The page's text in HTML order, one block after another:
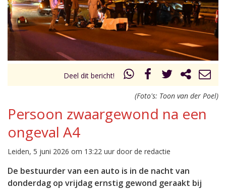
Inklappen
Deel dit bericht!
(Foto's: Toon van der Poel)
Persoon zwaargewond na een
ongeval A4
Leiden, 5 juni 2026 om 13:22 uur door de redactie
De bestuurder van een auto is in de nacht van
donderdag op vrijdag ernstig gewond geraakt bij